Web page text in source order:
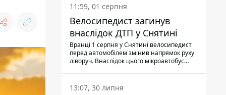
11:59, 01 серпня
Велосипедист загинув
внаслідок ДТП у Снятині
Вранці 1 серпня у Снятині велосипедист
перед автомобілем змінив напрямок руху
ліворуч. Внаслідок цього мікроавтобус
13:07, 30 липня